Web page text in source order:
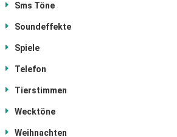
Sms Töne
Soundeffekte
Spiele
Telefon
Tierstimmen
Wecktöne
Weihnachten